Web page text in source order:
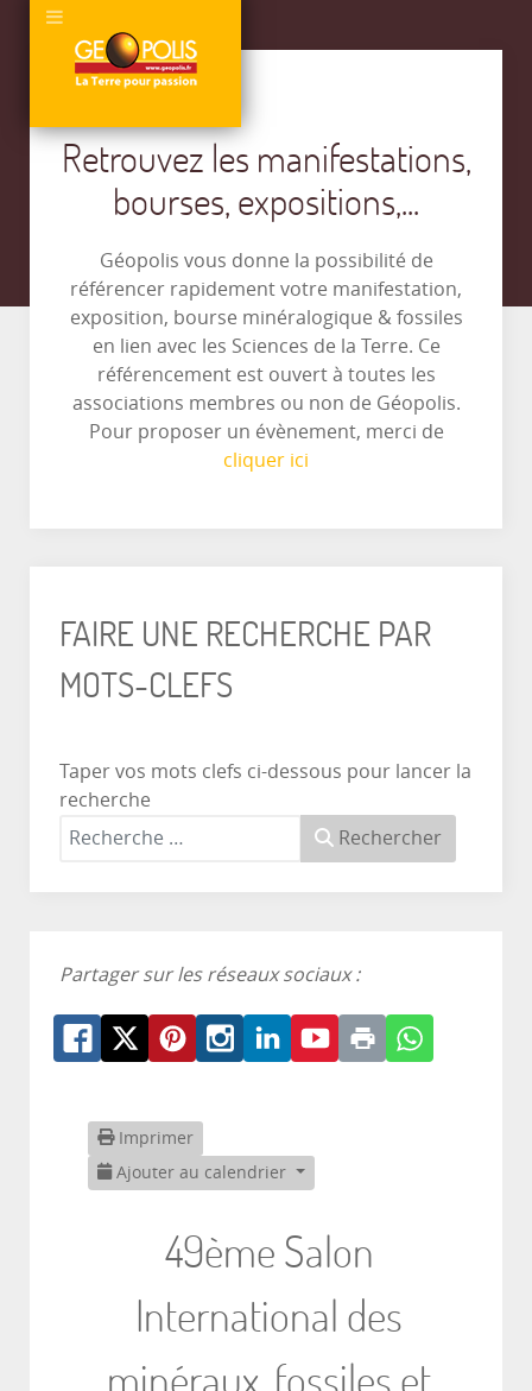
Retrouvez les manifestations,
bourses, expositions,...
Géopolis vous donne la possibilité de
référencer rapidement votre manifestation,
exposition, bourse minéralogique & fossiles
en lien avec les Sciences de la Terre. Ce
référencement est ouvert à toutes les
associations membres ou non de Géopolis.
Pour proposer un évènement, merci de
cliquer ici
FAIRE UNE RECHERCHE PAR
MOTS-CLEFS
Taper vos mots clefs ci-dessous pour lancer la
recherche
Rechercher
Partager sur les réseaux sociaux :
Imprimer
Ajouter au calendrier
49ème Salon
International des
minéraux, fossiles et